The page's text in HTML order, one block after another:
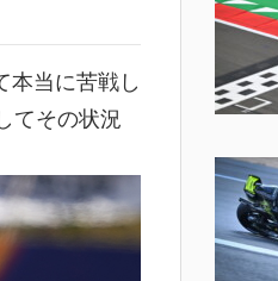
本当に苦戦し
てその状況